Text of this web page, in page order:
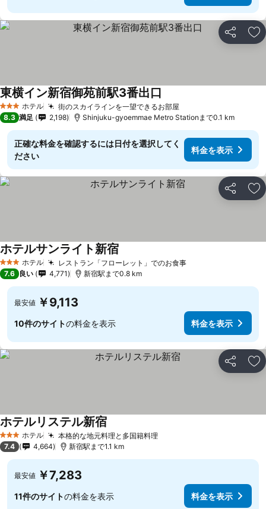
シェア お
3 ホテルのランク
ホテル 街のスカイラインを一望できるお部屋
東横イン新宿御苑前駅3番出口
8.3 満足 2,198 Shinjuku-gyoemmae Metro Stationまで0.1 km
正確な料金を確認するには日付を選択してく
ださい
料金を表示
シェア お
3 ホテルのランク
ホテル レストラン「フローレット」でのお食事
ホテルサンライト新宿
7.6 良い 4,771 新宿駅まで0.8 km
最安値 ￥9,113
10件のサイトの料金を表示 料金を表示
シェア お
3 ホテルのランク
ホテル 本格的な地元料理と多国籍料理
ホテルリステル新宿
7.4 4,664 新宿駅まで1.1 km
最安値 ￥7,283
11件のサイトの料金を表示 料金を表示